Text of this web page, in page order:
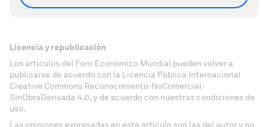
Licencia y republicación
Los artículos del Foro Económico Mundial pueden volver a
publicarse de acuerdo con la Licencia Pública Internacional
Creative Commons Reconocimiento-NoComercial-
SinObraDerivada 4.0, y de acuerdo con nuestras condiciones de
uso.
Las opiniones expresadas en este artículo son las del autor y no